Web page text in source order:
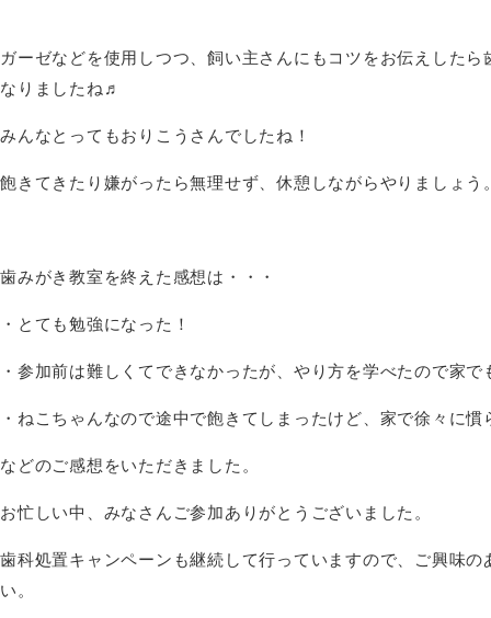
ガーゼなどを使用しつつ、飼い主さんにもコツをお伝えした
なりましたね♬
みんなとってもおりこうさんでしたね！
飽きてきたり嫌がったら無理せず、休憩しながらやりましょう
歯みがき教室を終えた感想は・・・
・とても勉強になった！
・参加前は難しくてできなかったが、やり方を学べたので家
・ねこちゃんなので途中で飽きてしまったけど、家で徐々に
などのご感想をいただきました。
お忙しい中、みなさんご参加ありがとうございました。
歯科処置キャンペーンも継続して行っていますので、ご興味
い。